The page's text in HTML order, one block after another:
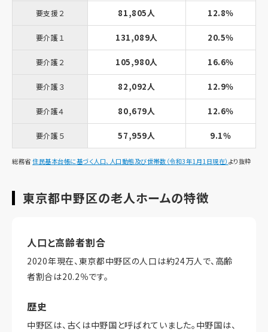
要支援２ 81,805人 12.8％
要介護１ 131,089人 20.5％
要介護２ 105,980人 16.6％
要介護３ 82,092人 12.9％
要介護４ 80,679人 12.6％
要介護５ 57,959人 9.1％
総務省住民基本台帳に基づく人口、人口動態及び世帯数（令和3年1月1日現在） より抜粋
東京都中野区の老人ホームの特徴
人口と高齢者割合
2020年現在、東京都中野区の人口は約24万人で、高齢
者割合は20.2％です。
歴史
中野区は、古くは中野国と呼ばれていました。中野国は、